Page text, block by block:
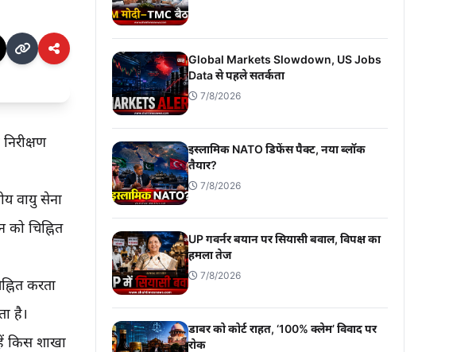
वायु सेना
चिह्नित
करता
है।
किस शाखा
Global Markets Slowdown, US Jobs
Data से पहले सतर्कता
7/8/2026
इस्लामिक NATO डिफेंस पैक्ट, नया ब्लॉक
तैयार?
7/8/2026
UP गवर्नर बयान पर सियासी बवाल, विपक्ष का
हमला तेज
7/8/2026
डाबर को कोर्ट राहत, ‘100% क्लेम’ विवाद पर
रोक